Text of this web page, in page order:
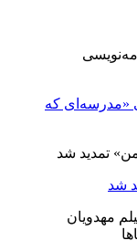
«مدرسه‌ای که
شد